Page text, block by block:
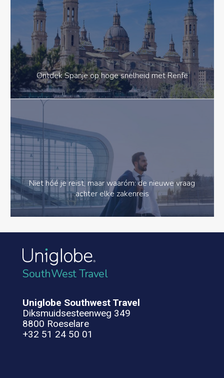
Ontdek Spanje op hoge snelheid met Renfe
Niet hóé je reist, maar waaróm: de nieuwe vraag
achter elke zakenreis
SouthWest Travel
Uniglobe Southwest Travel
Diksmuidsesteenweg 349
8800 Roeselare
+32 51 24 50 01